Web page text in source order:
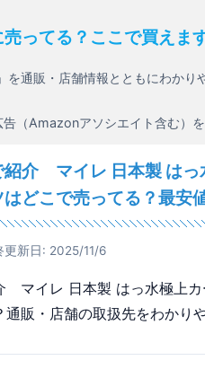
売ってる？ここで買えま
を通販・店舗情報とともにわかり
（Amazonアソシエイト含む）を
紹介 マイレ 日本製 はっ
どこで売ってる？最安
更新日: 2025/11/6
マイレ 日本製 はっ水極上
販・店舗の取扱先をわかり